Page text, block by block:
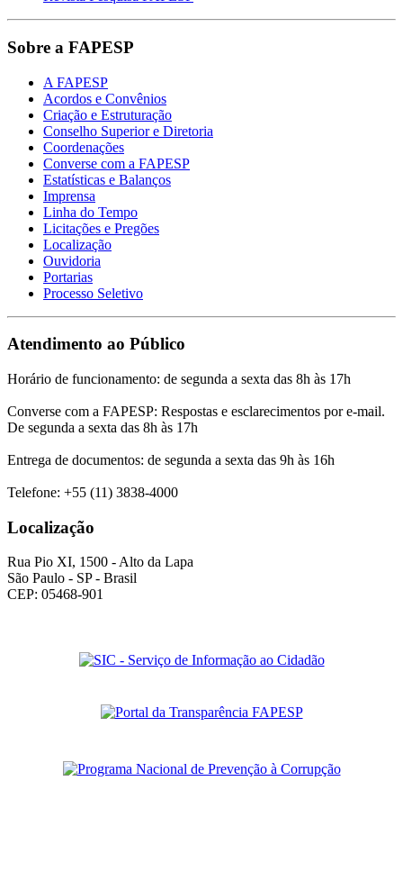
Sobre a FAPESP
A FAPESP
Acordos e Convênios
Criação e Estruturação
Conselho Superior e Diretoria
Coordenações
Converse com a FAPESP
Estatísticas e Balanços
Imprensa
Linha do Tempo
Licitações e Pregões
Localização
Ouvidoria
Portarias
Processo Seletivo
Atendimento ao Público
Horário de funcionamento: de segunda a sexta das 8h às 17h
Converse com a FAPESP: Respostas e esclarecimentos por e-mail.
De segunda a sexta das 8h às 17h
Entrega de documentos: de segunda a sexta das 9h às 16h
Telefone: +55 (11) 3838-4000
Localização
Rua Pio XI, 1500 - Alto da Lapa
São Paulo - SP - Brasil
CEP: 05468-901